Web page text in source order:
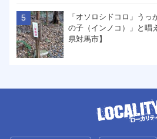
「オソロシドコロ」う
の子（インノコ）」と唱
県対馬市】